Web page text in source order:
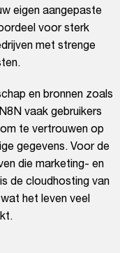
eigen aangepaste
voor sterk
met strenge
en bronnen zoals
vaak gebruikers
te vertrouwen op
gegevens. Voor de
die marketing- en
de cloudhosting van
het leven veel